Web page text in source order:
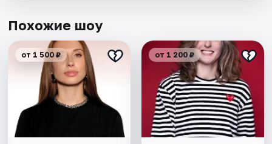
Похожие шоу
от 1 500 ₽ от 1 200 ₽